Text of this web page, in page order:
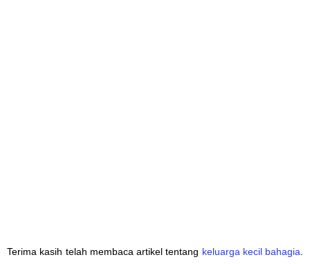
Terima kasih telah membaca artikel tentang keluarga kecil bahagia